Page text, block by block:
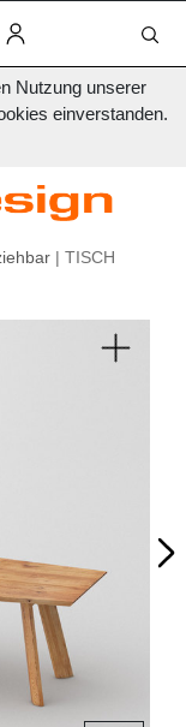
Nutzung unserer
einverstanden.
| TISCH